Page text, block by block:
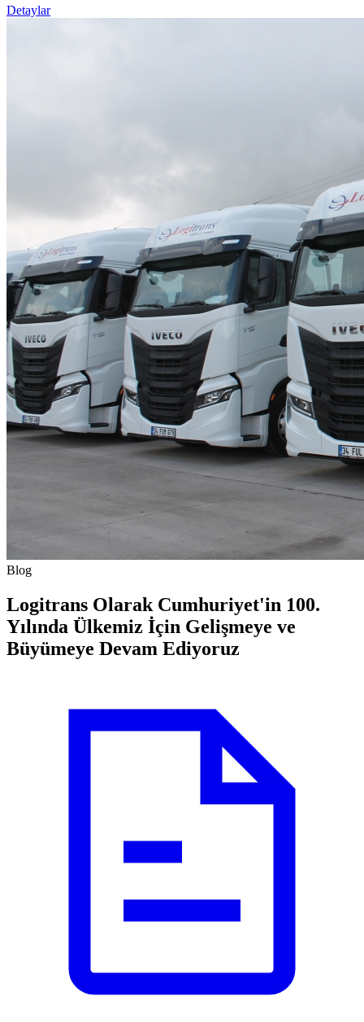
Detaylar
Blog
Logitrans Olarak Cumhuriyet'in 100.
Yılında Ülkemiz İçin Gelişmeye ve
Büyümeye Devam Ediyoruz